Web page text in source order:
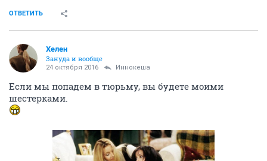
ОТВЕТИТЬ
Хелен
Зануда и вообще
24 октября 2016 Иннокеша
Если мы попадем в тюрьму, вы будете моими
шестерками.